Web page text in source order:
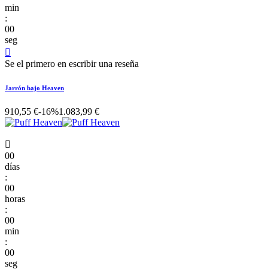
min
:
00
seg

Se el primero en escribir una reseña
Jarrón bajo Heaven
910,55 €-16%1.083,99 €

00
días
:
00
horas
:
00
min
:
00
seg